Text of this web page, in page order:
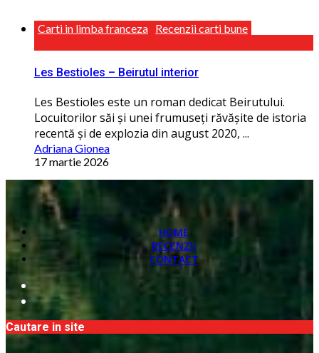
Carti in limba franceza Recenzii carti bune
Les Bestioles – Beirutul interior
Les Bestioles este un roman dedicat Beirutului.
Locuitorilor săi și unei frumuseţi răvășite de istoria
recentă și de explozia din august 2020, ...
Adriana Gionea
17 martie 2026
HOME
RECENZII
CONTACT
Cautare in site